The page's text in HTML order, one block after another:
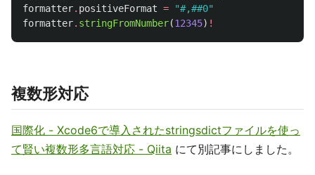
formatter. positiveFormat =
"#,##0"
formatter. stringFromNumber(12345) !
複数形対応
国際化 - Xcode6で導入されたstringsdictファイルを使っ
て賢い複数形多言語対応 - Qiita にて別記事にしました。